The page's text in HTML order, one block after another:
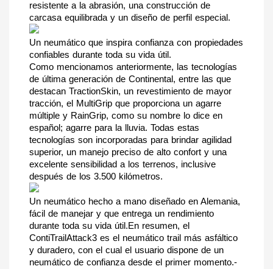
resistente a la abrasión, una construcción de
carcasa equilibrada y un diseño de perfil especial.
Un neumático que inspira confianza con propiedades
confiables durante toda su vida útil.
Como mencionamos anteriormente, las tecnologías
de última generación de Continental, entre las que
destacan TractionSkin, un revestimiento de mayor
tracción, el MultiGrip que proporciona un agarre
múltiple y RainGrip, como su nombre lo dice en
español; agarre para la lluvia. Todas estas
tecnologías son incorporadas para brindar agilidad
superior, un manejo preciso de alto confort y una
excelente sensibilidad a los terrenos, inclusive
después de los 3.500 kilómetros.
Un neumático hecho a mano diseñado en Alemania,
fácil de manejar y que entrega un rendimiento
durante toda su vida útil.En resumen, el
ContiTrailAttack3 es el neumático trail más asfáltico
y duradero, con el cual el usuario dispone de un
neumático de confianza desde el primer momento.-